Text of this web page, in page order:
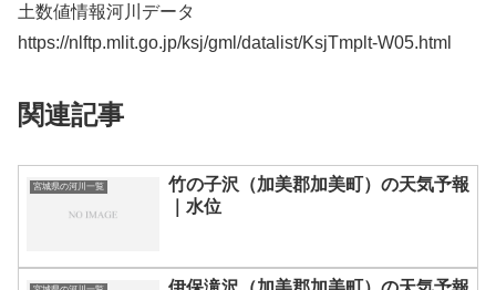
土数値情報河川データ
https://nlftp.mlit.go.jp/ksj/gml/datalist/KsjTmplt-W05.html
関連記事
宮城県の河川一覧
竹の子沢（加美郡加美町）の天気予報
｜水位